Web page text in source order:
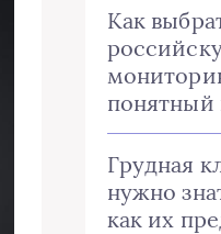
Как
понятный
Грудная
нужно
как их